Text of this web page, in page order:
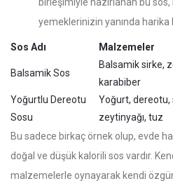
birleşimiyle hazırlanan bu
yemeklerinizin yanında harika
Sos Adı Malzemeler
Balsamik Sos
Balsamik sirke,
karabiber
Yoğurtlu Dereotu
Sosu
Yoğurt, dereotu,
zeytinyağı, tuz
Bu sadece birkaç örnek olup, evde
doğal ve düşük kalorili sos vardır.
malzemelerle oynayarak kendi